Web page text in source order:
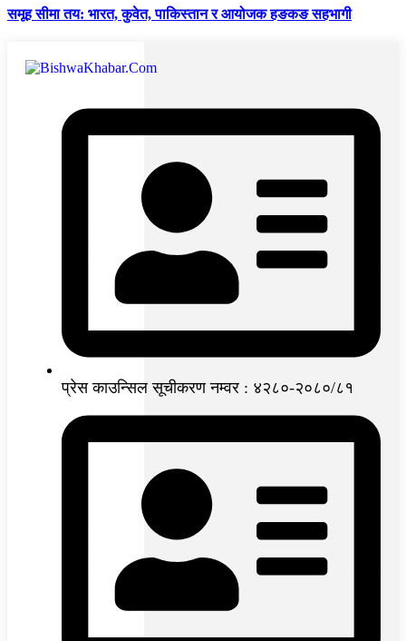
समूह सीमा तय: भारत, कुवेत, पाकिस्तान र आयोजक हङकङ सहभागी
प्रेस काउन्सिल सूचीकरण नम्वर : ४२८०-२०८०/८१